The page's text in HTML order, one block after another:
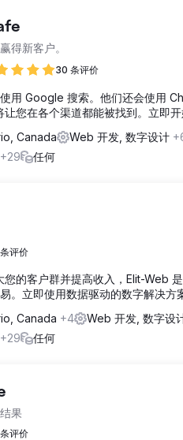
得新客户。
30 条评价
用 Google 搜索。他们还会使用
让您在各个渠道都能被找到。立即
Canada
Web 开发, 数字设计
+29 任何
评价
的客户群并提高收入，Elit-Web
。立即使用数据驱动的数字解决方
Canada +4 Web 开发, 数字设
+29 任何
果
评价